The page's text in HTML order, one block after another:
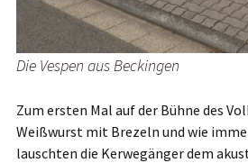
Die Vespen aus Beckingen
Zum ersten Mal auf der Bühne des
Weißwurst mit Brezeln und wie
lauschten die Kerwegänger dem